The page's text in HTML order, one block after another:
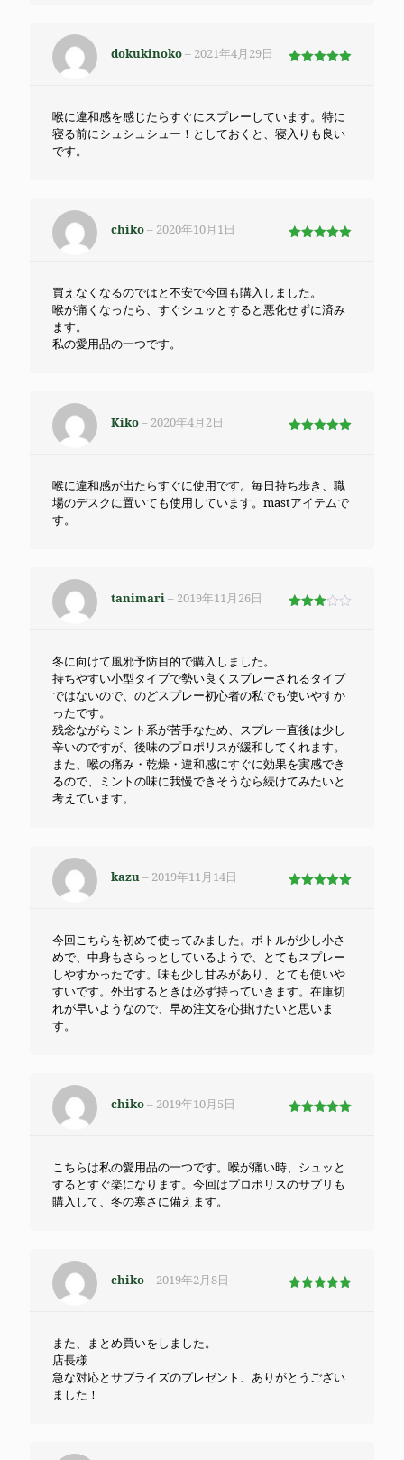
dokukinoko– 2021年4月29日
喉に違和感を感じたらすぐにスプレーしています。特に
寝る前にシュシュシュー！としておくと、寝入りも良い
です。
chiko– 2020年10月1日
買えなくなるのではと不安で今回も購入しました。
喉が痛くなったら、すぐシュッとすると悪化せずに済み
ます。
私の愛用品の一つです。
Kiko– 2020年4月2日
喉に違和感が出たらすぐに使用です。毎日持ち歩き、職
場のデスクに置いても使用しています。mastアイテムで
す。
tanimari– 2019年11月26日
冬に向けて風邪予防目的で購入しました。
持ちやすい小型タイプで勢い良くスプレーされるタイプ
ではないので、のどスプレー初心者の私でも使いやすか
ったです。
残念ながらミント系が苦手なため、スプレー直後は少し
辛いのですが、後味のプロポリスが緩和してくれます。
また、喉の痛み・乾燥・違和感にすぐに効果を実感でき
るので、ミントの味に我慢できそうなら続けてみたいと
考えています。
kazu– 2019年11月14日
今回こちらを初めて使ってみました。ボトルが少し小さ
めで、中身もさらっとしているようで、とてもスプレー
しやすかったです。味も少し甘みがあり、とても使いや
すいです。外出するときは必ず持っていきます。在庫切
れが早いようなので、早め注文を心掛けたいと思いま
す。
chiko– 2019年10月5日
こちらは私の愛用品の一つです。喉が痛い時、シュッと
するとすぐ楽になります。今回はプロポリスのサプリも
購入して、冬の寒さに備えます。
chiko– 2019年2月8日
また、まとめ買いをしました。
店長様
急な対応とサプライズのプレゼント、ありがとうござい
ました！